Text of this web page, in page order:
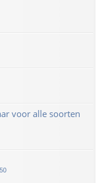
voor alle soorten